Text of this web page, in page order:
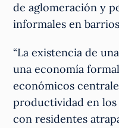
de aglomeración y
informales en
“La existencia de
una economía
económicos
productividad en los
con residentes